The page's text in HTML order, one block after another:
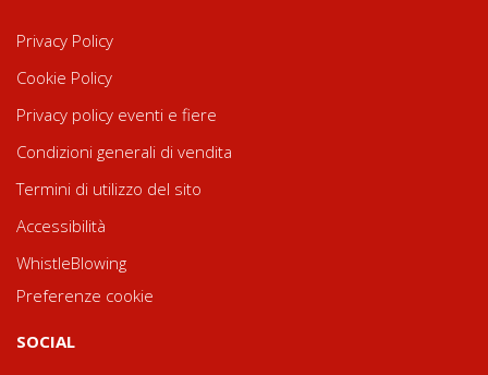
Privacy Policy
Cookie Policy
Privacy policy eventi e fiere
Condizioni generali di vendita
Termini di utilizzo del sito
Accessibilità
WhistleBlowing
Preferenze cookie
SOCIAL